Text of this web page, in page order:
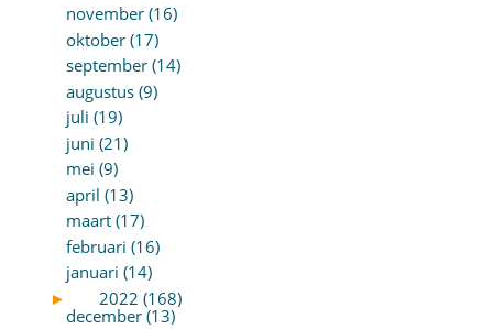
november (16)
oktober (17)
september (14)
augustus (9)
juli (19)
juni (21)
mei (9)
april (13)
maart (17)
februari (16)
januari (14)
►
2022 (168)
december (13)